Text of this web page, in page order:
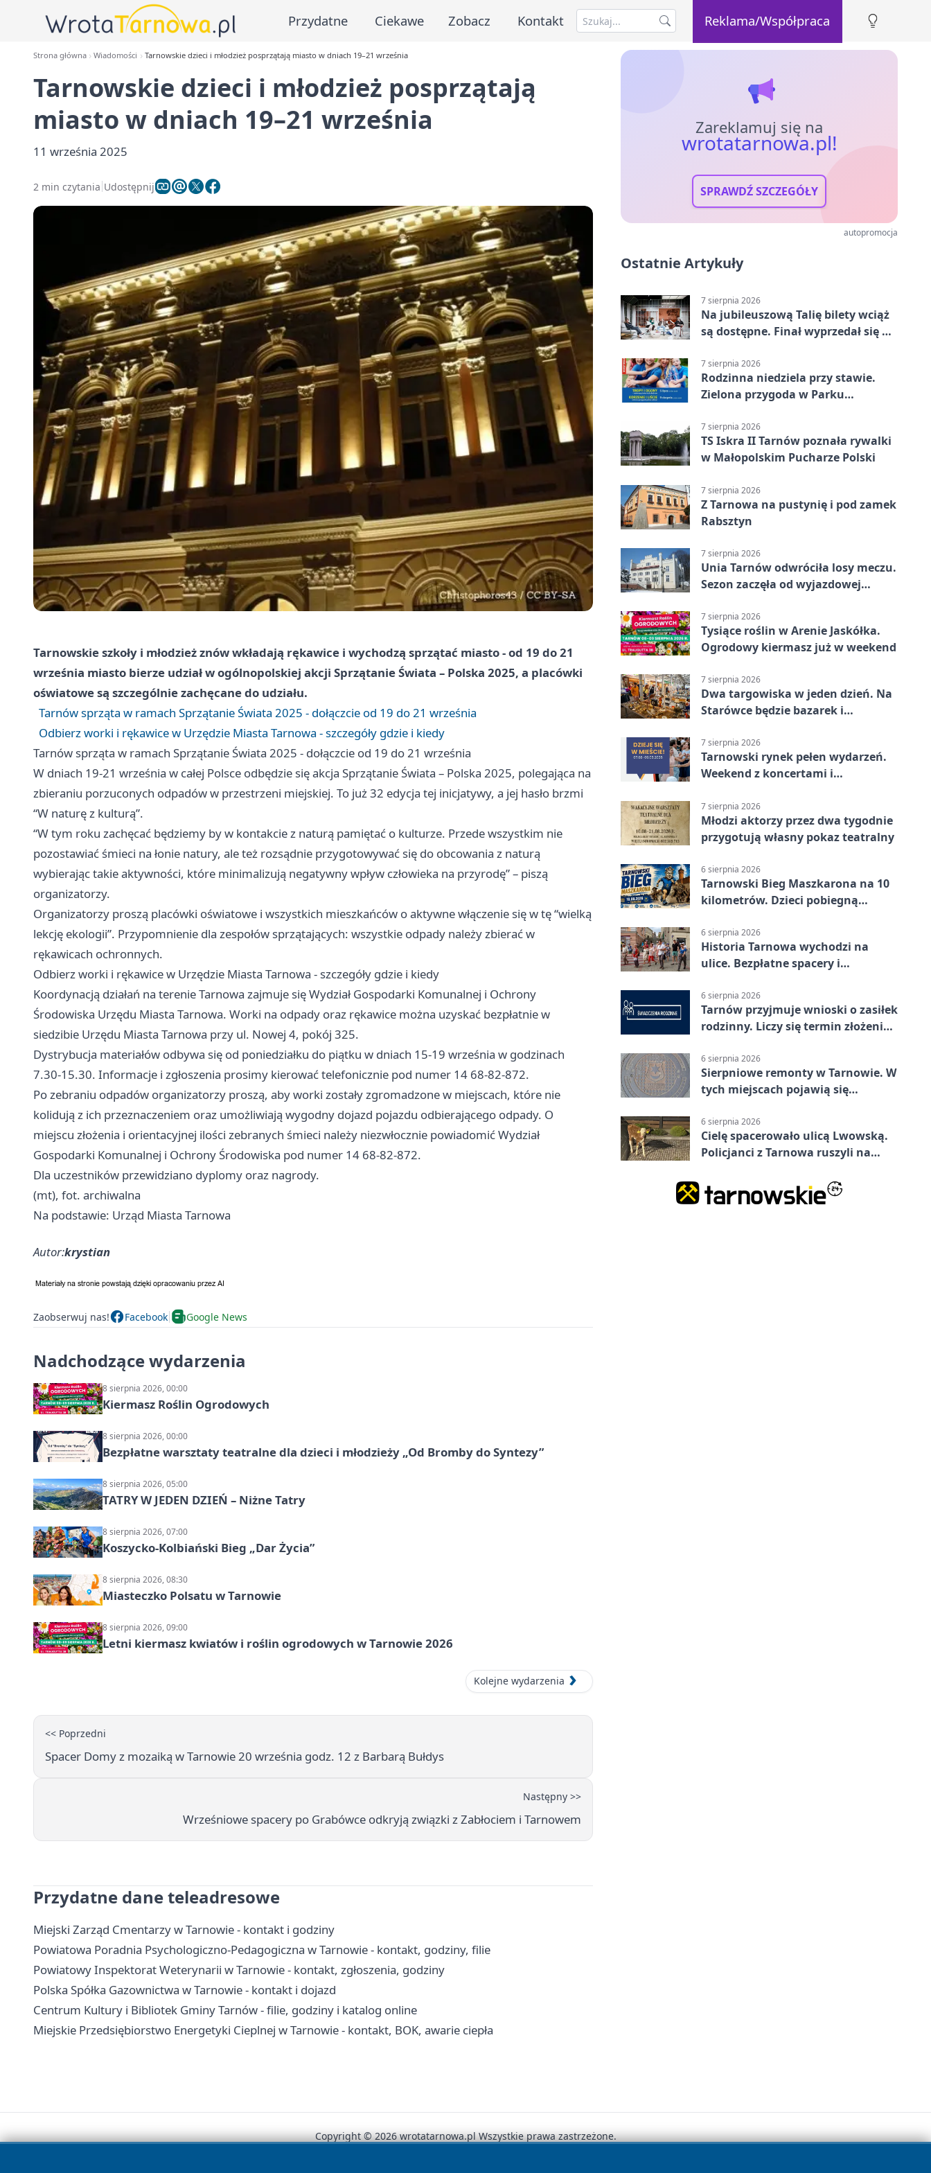
Przydatne Ciekawe Zobacz Kontakt Reklama/Współpraca
Strona główna Wiadomości Tarnowskie dzieci i młodzież posprzątają miasto w dniach 19–21 września
Tarnowskie dzieci i młodzież posprzątają
miasto w dniach 19–21 września
11 września 2025
2 min czytania Udostępnij
Tarnowskie szkoły i młodzież znów wkładają rękawice i wychodzą sprzątać miasto - od 19 do 21
września miasto bierze udział w ogólnopolskiej akcji Sprzątanie Świata – Polska 2025, a placówki
oświatowe są szczególnie zachęcane do udziału.
Tarnów sprząta w ramach Sprzątanie Świata 2025 - dołączcie od 19 do 21 września
Odbierz worki i rękawice w Urzędzie Miasta Tarnowa - szczegóły gdzie i kiedy
Tarnów sprząta w ramach Sprzątanie Świata 2025 - dołączcie od 19 do 21 września
W dniach 19-21 września w całej Polsce odbędzie się akcja Sprzątanie Świata – Polska 2025, polegająca na
zbieraniu porzuconych odpadów w przestrzeni miejskiej. To już 32 edycja tej inicjatywy, a jej hasło brzmi
“W naturę z kulturą”.
“W tym roku zachęcać będziemy by w kontakcie z naturą pamiętać o kulturze. Przede wszystkim nie
pozostawiać śmieci na łonie natury, ale też rozsądnie przygotowywać się do obcowania z naturą
wybierając takie aktywności, które minimalizują negatywny wpływ człowieka na przyrodę” – piszą
organizatorzy.
Organizatorzy proszą placówki oświatowe i wszystkich mieszkańców o aktywne włączenie się w tę “wielką
lekcję ekologii”. Przypomnienie dla zespołów sprzątających: wszystkie odpady należy zbierać w
rękawicach ochronnych.
Odbierz worki i rękawice w Urzędzie Miasta Tarnowa - szczegóły gdzie i kiedy
Koordynacją działań na terenie Tarnowa zajmuje się Wydział Gospodarki Komunalnej i Ochrony
Środowiska Urzędu Miasta Tarnowa. Worki na odpady oraz rękawice można uzyskać bezpłatnie w
siedzibie Urzędu Miasta Tarnowa przy ul. Nowej 4, pokój 325.
Dystrybucja materiałów odbywa się od poniedziałku do piątku w dniach 15-19 września w godzinach
7.30-15.30. Informacje i zgłoszenia prosimy kierować telefonicznie pod numer 14 68-82-872.
Po zebraniu odpadów organizatorzy proszą, aby worki zostały zgromadzone w miejscach, które nie
kolidują z ich przeznaczeniem oraz umożliwiają wygodny dojazd pojazdu odbierającego odpady. O
miejscu złożenia i orientacyjnej ilości zebranych śmieci należy niezwłocznie powiadomić Wydział
Gospodarki Komunalnej i Ochrony Środowiska pod numer 14 68-82-872.
Dla uczestników przewidziano dyplomy oraz nagrody.
(mt), fot. archiwalna
Na podstawie: Urząd Miasta Tarnowa
Autor:krystian
Zaobserwuj nas! Facebook Google News
Nadchodzące wydarzenia
8 sierpnia 2026, 00:00
Kiermasz Roślin Ogrodowych
8 sierpnia 2026, 00:00
Bezpłatne warsztaty teatralne dla dzieci i młodzieży „Od Bromby do Syntezy”
8 sierpnia 2026, 05:00
TATRY W JEDEN DZIEŃ – Niżne Tatry
8 sierpnia 2026, 07:00
Koszycko-Kolbiański Bieg „Dar Życia”
8 sierpnia 2026, 08:30
Miasteczko Polsatu w Tarnowie
8 sierpnia 2026, 09:00
Letni kiermasz kwiatów i roślin ogrodowych w Tarnowie 2026
Kolejne wydarzenia
<< Poprzedni
Spacer Domy z mozaiką w Tarnowie 20 września godz. 12 z Barbarą Bułdys
Następny >>
Wrześniowe spacery po Grabówce odkryją związki z Zabłociem i Tarnowem
Przydatne dane teleadresowe
Miejski Zarząd Cmentarzy w Tarnowie - kontakt i godziny
Powiatowa Poradnia Psychologiczno-Pedagogiczna w Tarnowie - kontakt, godziny, filie
Powiatowy Inspektorat Weterynarii w Tarnowie - kontakt, zgłoszenia, godziny
Polska Spółka Gazownictwa w Tarnowie - kontakt i dojazd
Centrum Kultury i Bibliotek Gminy Tarnów - filie, godziny i katalog online
Miejskie Przedsiębiorstwo Energetyki Cieplnej w Tarnowie - kontakt, BOK, awarie ciepła
Zareklamuj się na
wrotatarnowa.pl!
SPRAWDŹ SZCZEGÓŁY
autopromocja
Ostatnie Artykuły
7 sierpnia 2026
Na jubileuszową Talię bilety wciąż
są dostępne. Finał wyprzedał się w
7 sierpnia 2026
Rodzinna niedziela przy stawie.
Zielona przygoda w Parku
7 sierpnia 2026
TS Iskra II Tarnów poznała rywalki
w Małopolskim Pucharze Polski
7 sierpnia 2026
Z Tarnowa na pustynię i pod zamek
Rabsztyn
7 sierpnia 2026
Unia Tarnów odwróciła losy meczu.
Sezon zaczęła od wyjazdowej
7 sierpnia 2026
Tysiące roślin w Arenie Jaskółka.
Ogrodowy kiermasz już w weekend
7 sierpnia 2026
Dwa targowiska w jeden dzień. Na
Starówce będzie bazarek i
7 sierpnia 2026
Tarnowski rynek pełen wydarzeń.
Weekend z koncertami i
7 sierpnia 2026
Młodzi aktorzy przez dwa tygodnie
przygotują własny pokaz teatralny
6 sierpnia 2026
Tarnowski Bieg Maszkarona na 10
kilometrów. Dzieci pobiegną
6 sierpnia 2026
Historia Tarnowa wychodzi na
ulice. Bezpłatne spacery i
6 sierpnia 2026
Tarnów przyjmuje wnioski o zasiłek
rodzinny. Liczy się termin złożenia
6 sierpnia 2026
Sierpniowe remonty w Tarnowie. W
tych miejscach pojawią się
6 sierpnia 2026
Cielę spacerowało ulicą Lwowską.
Policjanci z Tarnowa ruszyli na
Copyright © 2026 wrotatarnowa.pl Wszystkie prawa zastrzeżone.